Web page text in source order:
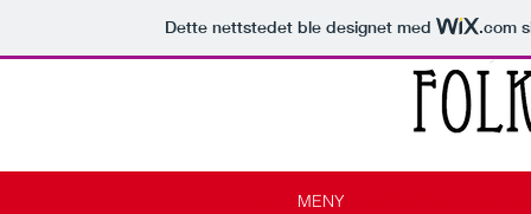
Dette nettstedet ble designet med .com
MENY